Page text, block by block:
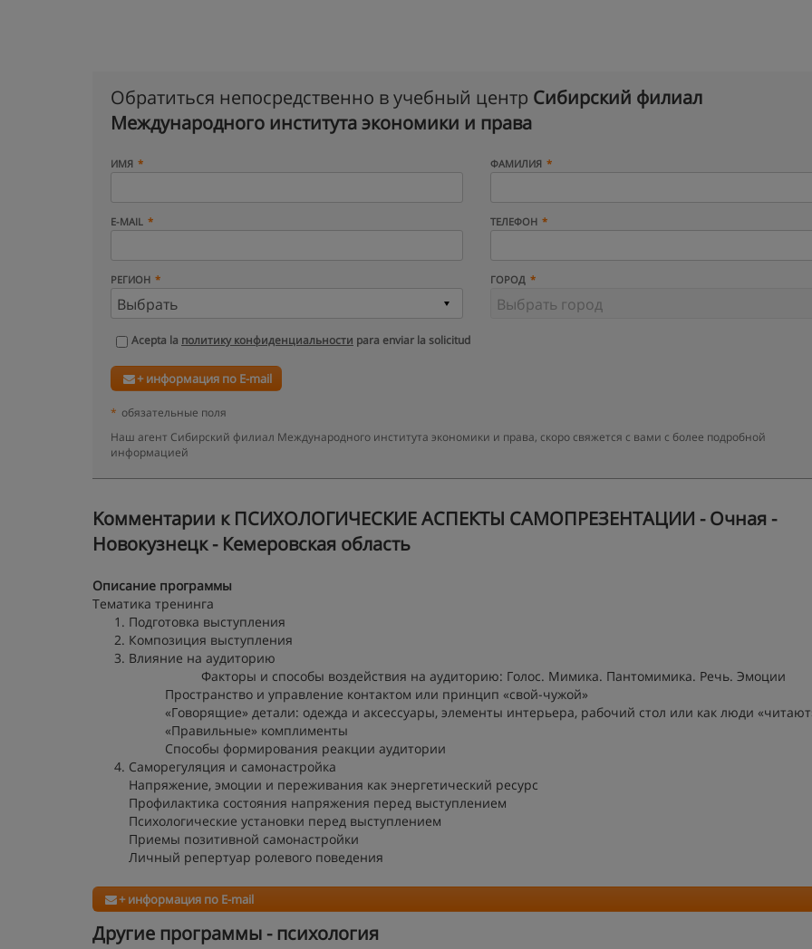
Обратиться непосредственно в учебный центр Сибирский филиал
Международного института экономики и права
ИМЯ ФАМИЛИЯ
E-MAIL ТЕЛЕФОН
РЕГИОН ГОРОД
Acepta la политику конфиденциальности para enviar la solicitud
+ информация по E-mail
* обязательные поля
Наш агент Сибирский филиал Международного института экономики и права, скоро свяжется с вами с более подробной
информацией
Kомментарии к ПСИХОЛОГИЧЕСКИЕ АСПЕКТЫ САМОПРЕЗЕНТАЦИИ - Очная -
Новокузнецк - Кемеровская область
Описание программы
Тематика тренинга
Подготовка выступления
Композиция выступления
Влияние на аудиторию
Факторы и способы воздействия на аудиторию: Голос. Мимика. Пантомимика. Речь. Эмоции
Пространство и управление контактом или принцип «свой-чужой»
«Говорящие» детали: одежда и аксессуары, элементы интерьера, рабочий стол или как люди
«Правильные» комплименты
Способы формирования реакции аудитории
Саморегуляция и самонастройка
Напряжение, эмоции и переживания как энергетический ресурс
Профилактика состояния напряжения перед выступлением
Психологические установки перед выступлением
Приемы позитивной самонастройки
Личный репертуар ролевого поведения
+ информация по E-mail
Другие программы - психология